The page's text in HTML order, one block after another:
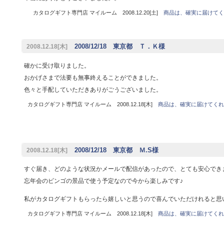
カタログギフト専門店 マイルーム 2008.12.20[土] 商品は、確実に届けて
2008.12.18[木] 2008/12/18 東京都 Ｔ．Ｋ様
確かに受け取りました。
おかげさまで法要も無事終えることができました。
色々と手配していただきありがごうございました。
カタログギフト専門店 マイルーム 2008.12.18[木] 商品は、確実に届けてく
2008.12.18[木] 2008/12/18 東京都 Ｍ.S様
すぐ届き、どのような状況かメールで配信があったので、とても安心でき
忘年会のビンゴの景品で使う予定なので今から楽しみです♪
私がカタログギフトもらったら嬉しいと思うので喜んでいただけれると
カタログギフト専門店 マイルーム 2008.12.18[木] 商品は、確実に届けてく